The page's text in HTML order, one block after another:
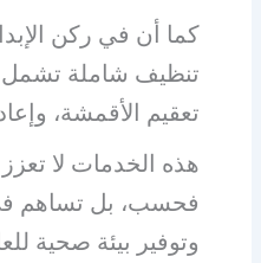
كما أن في ركن
تنظيف شاملة تشمل
تعقيم الأقمشة،
هذه الخدمات لا
فحسب، بل تساهم
وتوفير بيئة صحية